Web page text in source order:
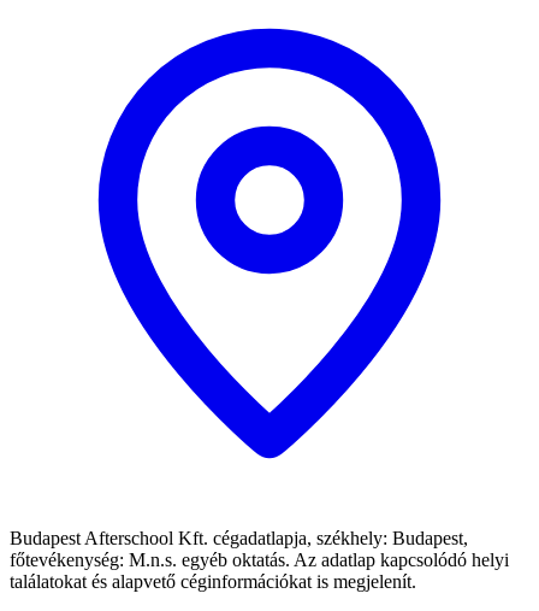
Budapest Afterschool Kft. cégadatlapja, székhely: Budapest,
főtevékenység: M.n.s. egyéb oktatás. Az adatlap kapcsolódó helyi
találatokat és alapvető céginformációkat is megjelenít.